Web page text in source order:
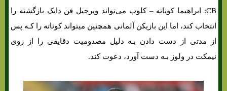
CB: ابراهیما کوناته – کلوپ می‌تواند ویرجیل فن دایک بازگشته را
انتخاب کند، اما این بازیکن آلمانی همچنین میتواند کوناته را کـه پس
از مدتی از دست دادن بـه دلیل مصدومیت دقایقی را از روی
نیمکت در ولوز بـه دست آورد، دعوت کند.